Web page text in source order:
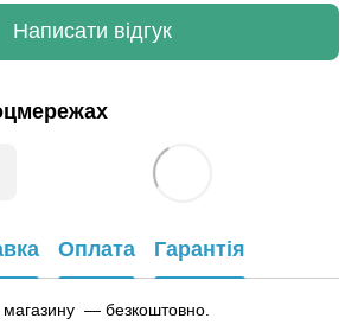
Написати відгук
Оплата Гарантія
магазину — безкоштовно.